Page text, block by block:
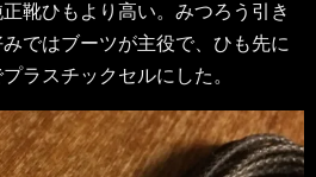
靴ひもより高い。みつろう引き
ではブーツが主役で、ひも先に
ラスチックセルにした。